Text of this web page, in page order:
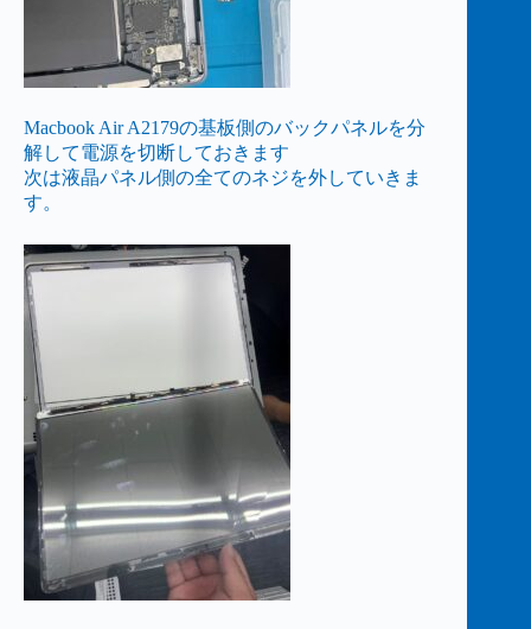
Macbook Air A2179の基板側のバックパネルを分
解して電源を切断しておきます
次は液晶パネル側の全てのネジを外していきま
す。